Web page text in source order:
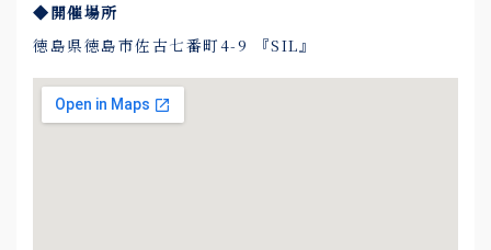
◆開催場所
徳島県徳島市佐古七番町4-9 『SIL』